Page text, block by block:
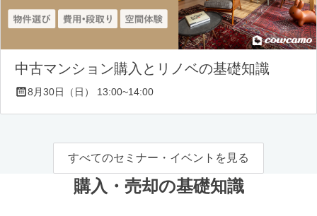
中古マンション購入とリノベの基礎知識
8月30日（日） 13:00~14:00
すべてのセミナー・イベントを見る
購入・売却の基礎知識